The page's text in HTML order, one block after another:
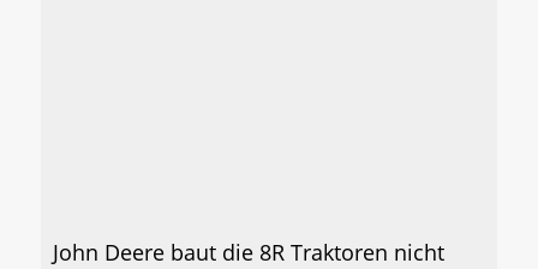
John Deere baut die 8R Traktoren nicht